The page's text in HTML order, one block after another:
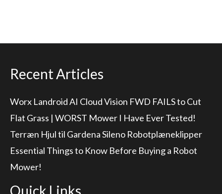
Recent Articles
Worx Landroid AI Cloud Vision FWD FAILS to Cut
Flat Grass | WORST Mower I Have Ever Tested!
Terræn Hjul til Gardena Sileno Robotplæneklipper
Essential Things to Know Before Buying a Robot
Mower!